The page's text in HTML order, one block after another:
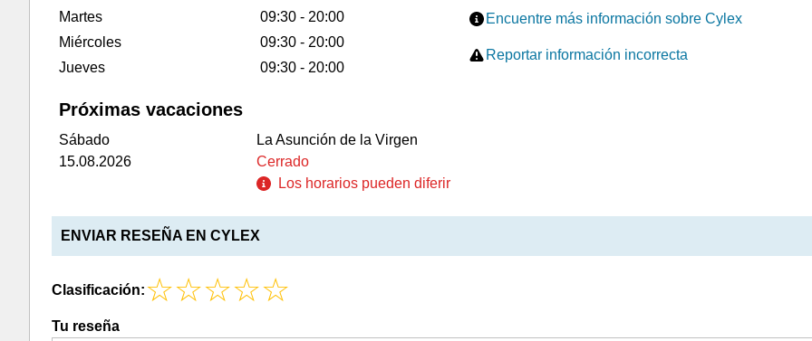
Martes
09:30 - 20:00
Miércoles
09:30 - 20:00
Jueves
09:30 - 20:00
Próximas vacaciones
Sábado
La Asunción de la Virgen
15.08.2026
Cerrado
Los horarios pueden diferir
Encuentre más información sobre Cylex
Reportar información incorrecta
ENVIAR RESEÑA EN CYLEX
Clasificación:
Tu reseña